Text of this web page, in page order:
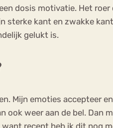
dosis motivatie. Het roer
sterke kant en zwakke
gelukt is.
Mijn emoties accepteer
ook weer aan de bel.
recent heb ik dit nog